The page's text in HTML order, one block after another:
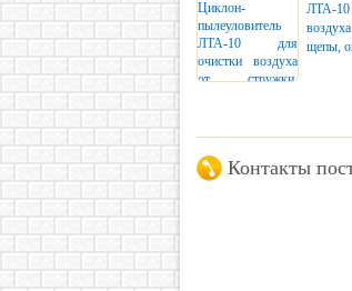
ЛТА-
щепы,
Контакты